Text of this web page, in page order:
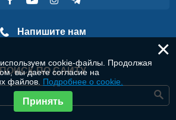
Напишите нам
ПОИСК ПО САЙТУ
×
cookie-файлы. Продолжая
вы даете согласие на
файлов. Подробнее о cookie.
Принять